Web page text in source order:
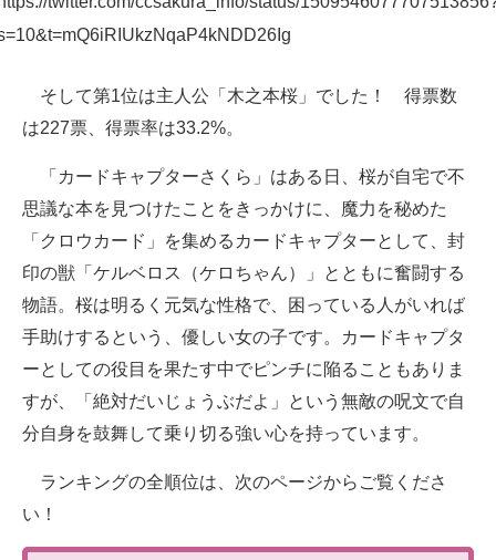
そして第1位は主人公「木之本桜」でした！ 得票数
は227票、得票率は33.2%。
「カードキャプターさくら」はある日、桜が自宅で不
思議な本を見つけたことをきっかけに、魔力を秘めた
「クロウカード」を集めるカードキャプターとして、封
印の獣「ケルベロス（ケロちゃん）」とともに奮闘する
物語。桜は明るく元気な性格で、困っている人がいれば
手助けするという、優しい女の子です。カードキャプタ
ーとしての役目を果たす中でピンチに陥ることもありま
すが、「絶対だいじょうぶだよ」という無敵の呪文で自
分自身を鼓舞して乗り切る強い心を持っています。
ランキングの全順位は、次のページからご覧くださ
い！